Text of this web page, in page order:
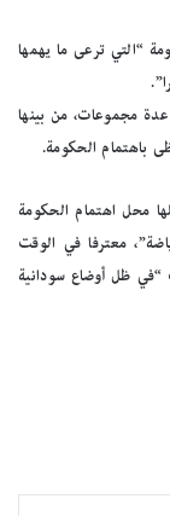
“التي ترعى ما يهمها
مجموعات، من بينها
باهتمام الحكومة.
محل اهتمام الحكومة
معترفا في الوقت
“في ظل أوضاع سودانية